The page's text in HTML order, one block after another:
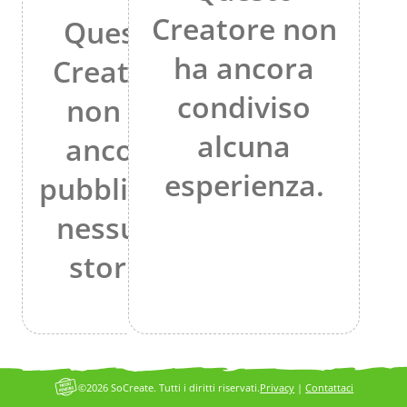
Questo
Creatore
non ha
ancora
pubblicato
nessuna
storia.
Creatore non
ha ancora
condiviso
alcuna
esperienza.
Privacy |Contattaci
©2026 SoCreate. Tutti i diritti riservati.